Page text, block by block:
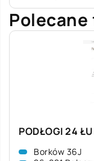
PODŁOGI 24
Borków 36J